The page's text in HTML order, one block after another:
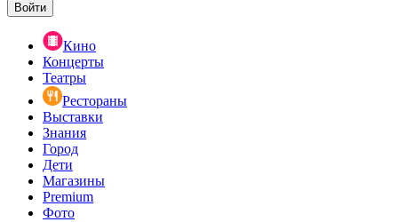
Войти
Кино
Концерты
Театры
Рестораны
Выставки
Знания
Город
Дети
Магазины
Premium
Фото